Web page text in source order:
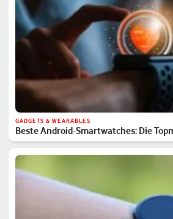
GADGETS & WEARABLES
Beste Android-Smartwatches: Die